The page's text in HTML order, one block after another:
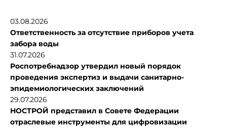
03.08.2026
Ответственность за отсутствие приборов учета
забора воды
31.07.2026
Роспотребнадзор утвердил новый порядок
проведения экспертиз и выдачи санитарно-
эпидемиологических заключений
29.07.2026
НОСТРОЙ представил в Совете Федерации
отраслевые инструменты для цифровизации